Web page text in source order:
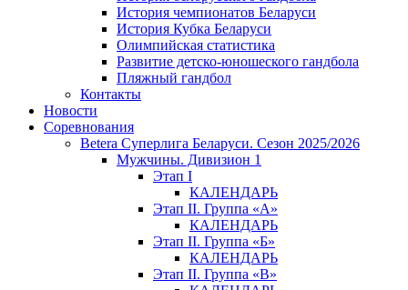
История чемпионатов Беларуси
История Кубка Беларуси
Олимпийская статистика
Развитие детско-юношеского гандбола
Пляжный гандбол
Контакты
Новости
Соревнования
Betera Суперлига Беларуси. Сезон 2025/2026
Мужчины. Дивизион 1
Этап I
КАЛЕНДАРЬ
Этап II. Группа «А»
КАЛЕНДАРЬ
Этап II. Группа «Б»
КАЛЕНДАРЬ
Этап II. Группа «В»